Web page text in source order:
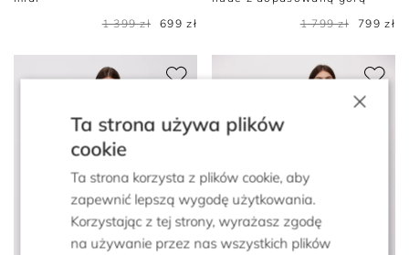
1 399 zł
699 zł
1 799 zł
799 zł
×
Ta strona używa plików
cookie
Ta strona korzysta z plików cookie, aby
zapewnić lepszą wygodę użytkowania.
Korzystając z tej strony, wyrażasz zgodę
na używanie przez nas wszystkich plików